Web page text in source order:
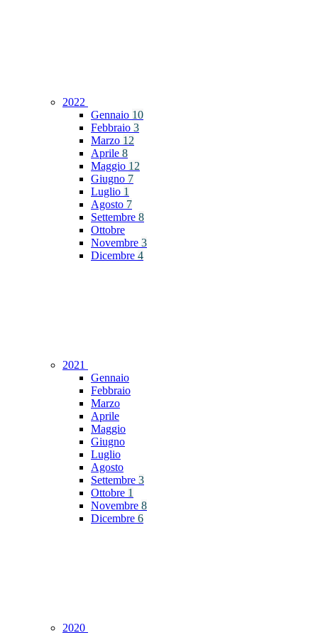
2022
Gennaio 10
Febbraio 3
Marzo 12
Aprile 8
Maggio 12
Giugno 7
Luglio 1
Agosto 7
Settembre 8
Ottobre
Novembre 3
Dicembre 4
2021
Gennaio
Febbraio
Marzo
Aprile
Maggio
Giugno
Luglio
Agosto
Settembre 3
Ottobre 1
Novembre 8
Dicembre 6
2020